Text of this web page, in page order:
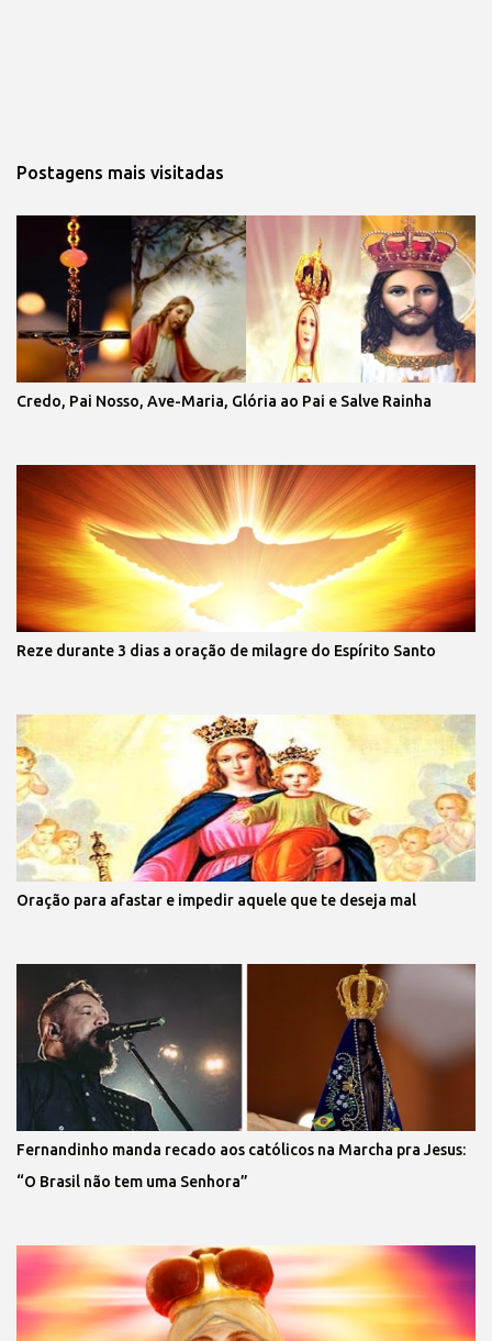
Postagens mais visitadas
Credo, Pai Nosso, Ave-Maria, Glória ao Pai e Salve Rainha
Reze durante 3 dias a oração de milagre do Espírito Santo
Oração para afastar e impedir aquele que te deseja mal
Fernandinho manda recado aos católicos na Marcha pra Jesus:
“O Brasil não tem uma Senhora”